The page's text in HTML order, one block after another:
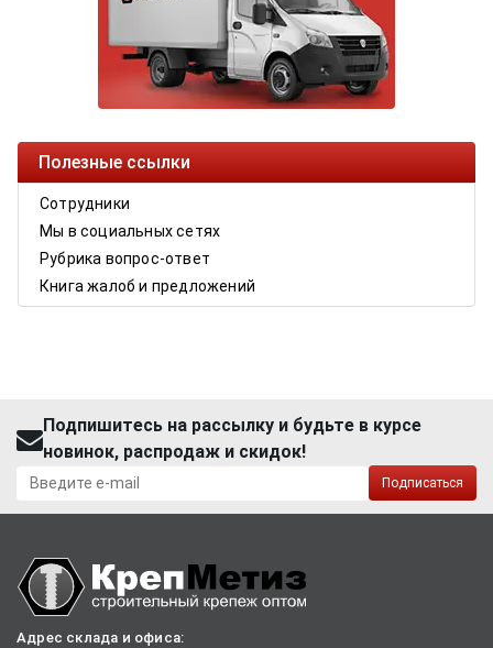
Полезные ссылки
Сотрудники
Мы в социальных сетях
Рубрика вопрос-ответ
Книга жалоб и предложений
Подпишитесь на рассылку и будьте в курсе
новинок, распродаж и скидок!
Подписаться
Адрес склада и офиса: